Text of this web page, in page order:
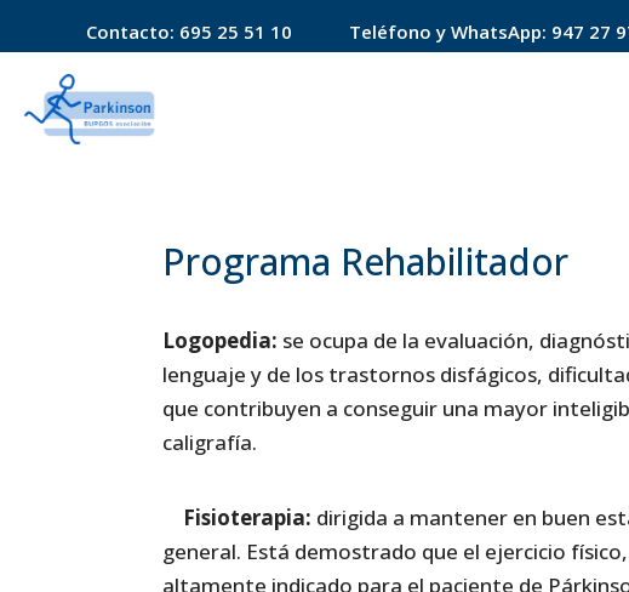
Contacto: 695 25 51 10 Teléfono y WhatsApp: 947 27
Programa Rehabilitador
Logopedia: se ocupa de la evaluación,
lenguaje y de los trastornos disfágicos,
que contribuyen a conseguir una mayor
caligrafía.
Fisioterapia: dirigida a mantener en buen
general. Está demostrado que el ejercicio
altamente indicado para el paciente de